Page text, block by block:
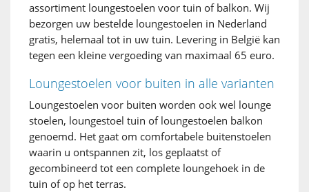
assortiment loungestoelen voor tuin of balkon. Wij
bezorgen uw bestelde loungestoelen in Nederland
gratis, helemaal tot in uw tuin. Levering in België kan
tegen een kleine vergoeding van maximaal 65 euro.
Loungestoelen voor buiten in alle varianten
Loungestoelen voor buiten worden ook wel lounge
stoelen, loungestoel tuin of loungestoelen balkon
genoemd. Het gaat om comfortabele buitenstoelen
waarin u ontspannen zit, los geplaatst of
gecombineerd tot een complete loungehoek in de
tuin of op het terras.